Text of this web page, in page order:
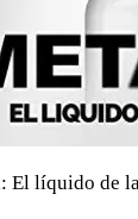
líquido de